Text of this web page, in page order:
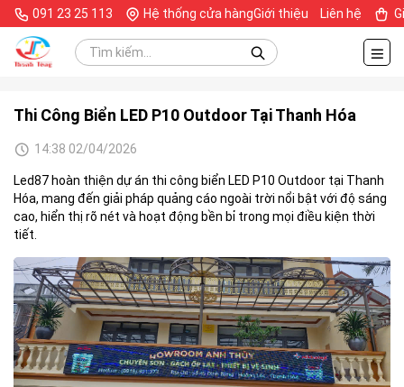
091 23 25 113 Hệ thống cửa hàngGiới thiệu Liên hệ
Thi Công Biển LED P10 Outdoor Tại Thanh Hóa
14:38 02/04/2026
Led87 hoàn thiện dự án thi công biển LED P10 Outdoor tại Thanh
Hóa, mang đến giải pháp quảng cáo ngoài trời nổi bật với độ sáng
cao, hiển thị rõ nét và hoạt động bền bỉ trong mọi điều kiện thời
tiết.